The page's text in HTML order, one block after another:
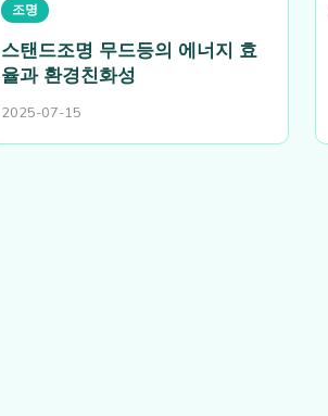
조명
스탠드조명 무드등의 에너지 효
율과 환경친화성
2025-07-15